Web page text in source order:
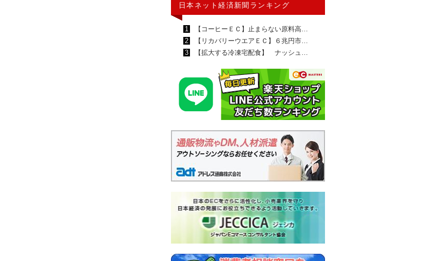
日本ネット経済新聞ランキング
1
【コーヒーＥＣ】止まらない原料高…
2
【リカバリーウエアＥＣ】６兆円市…
3
【拡大する冷凍宅配食】 ナッシュ…